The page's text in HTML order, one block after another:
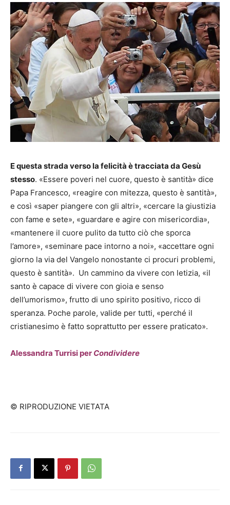
E questa strada verso la felicità è tracciata da Gesù
stesso. «Essere poveri nel cuore, questo è santità» dice
Papa Francesco, «reagire con mitezza, questo è santità»,
e così «saper piangere con gli altri», «cercare la giustizia
con fame e sete», «guardare e agire con misericordia»,
«mantenere il cuore pulito da tutto ciò che sporca
l’amore», «seminare pace intorno a noi», «accettare ogni
giorno la via del Vangelo nonostante ci procuri problemi,
questo è santità». Un cammino da vivere con letizia, «il
santo è capace di vivere con gioia e senso
dell’umorismo», frutto di uno spirito positivo, ricco di
speranza. Poche parole, valide per tutti, «perché il
cristianesimo è fatto soprattutto per essere praticato».
Alessandra Turrisi per Condividere
© RIPRODUZIONE VIETATA